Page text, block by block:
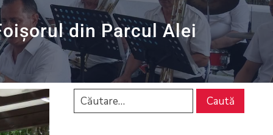
din Parcul Alei